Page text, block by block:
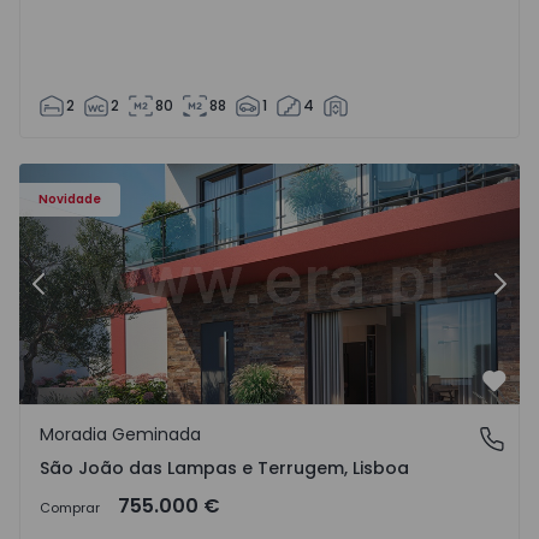
2 2 80 88 1 4
Novidade
Anterior
São João das Lampas e Terrugem, Lisboa
Moradia Geminada
São João das Lampas e Terrugem, Lisboa
Comprar 755.000 €